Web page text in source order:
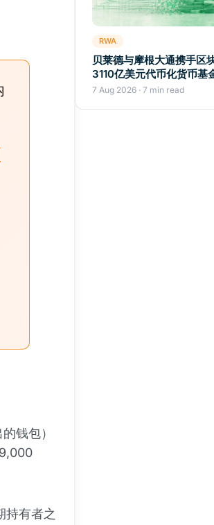
钱包）
持有者之
RWA
贝莱德与摩根大通携手区
3110亿美元代币化货币基
7 Aug 2026 · 7 min read